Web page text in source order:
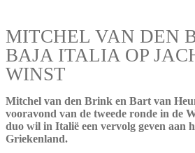
MITCHEL VAN DEN
BAJA ITALIA OP
WINST
Mitchel van den Brink en Bart van
vooravond van de tweede ronde in de
duo wil in Italië een vervolg geven aan
Griekenland.